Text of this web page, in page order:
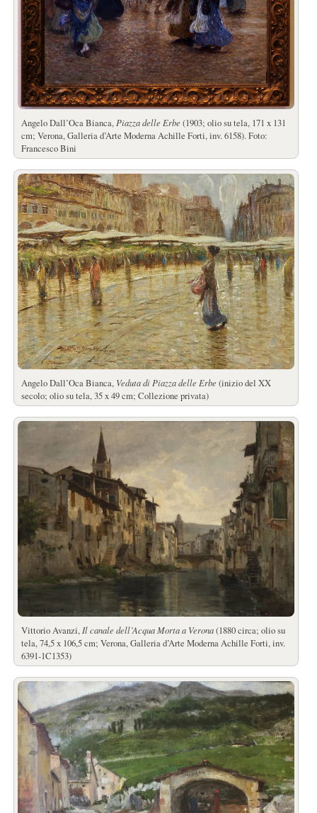
Angelo Dall’Oca Bianca, Piazza delle Erbe (1903; olio su tela, 171 x 131
cm; Verona, Galleria d’Arte Moderna Achille Forti, inv. 6158). Foto:
Francesco Bini
Angelo Dall’Oca Bianca, Veduta di Piazza delle Erbe (inizio del XX
secolo; olio su tela, 35 x 49 cm; Collezione privata)
Vittorio Avanzi, Il canale dell’Acqua Morta a Verona(1880 circa; olio su
tela, 74,5 x 106,5 cm; Verona, Galleria d’Arte Moderna Achille Forti, inv.
6391-1C1353)